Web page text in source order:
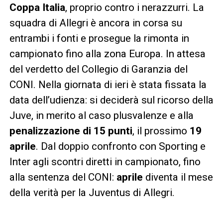
Coppa Italia, proprio contro i nerazzurri. La
squadra di Allegri è ancora in corsa su
entrambi i fonti e prosegue la rimonta in
campionato fino alla zona Europa. In attesa
del verdetto del Collegio di Garanzia del
CONI. Nella giornata di ieri è stata fissata la
data dell’udienza: si deciderà sul ricorso della
Juve, in merito al caso plusvalenze e alla
penalizzazione di 15 punti, il prossimo 19
aprile. Dal doppio confronto con Sporting e
Inter agli scontri diretti in campionato, fino
alla sentenza del CONI: aprile diventa il mese
della verità per la Juventus di Allegri.